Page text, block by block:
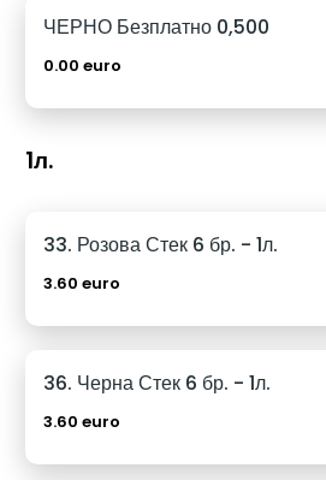
ЧЕРНО Безплатно 0,500
0.00 euro
1л.
33. Розова Стек 6 бр. - 1л.
3.60 euro
36. Черна Стек 6 бр. - 1л.
3.60 euro